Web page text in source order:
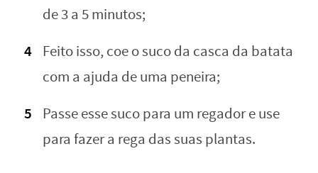
de 3 a 5 minutos;
Feito isso, coe o suco da casca da batata
com a ajuda de uma peneira;
Passe esse suco para um regador e use
para fazer a rega das suas plantas.